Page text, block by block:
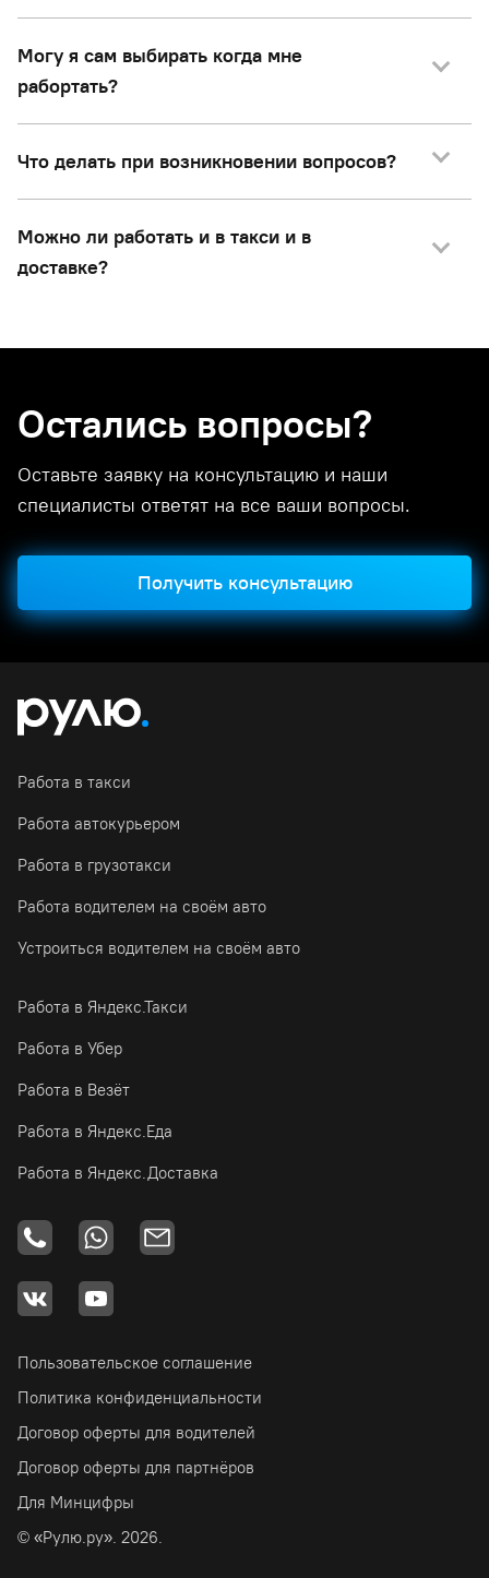
Могу я сам выбирать когда мне
рабортать?
Что делать при возникновении вопросов?
Можно ли работать и в такси и в
доставке?
Остались вопросы?
Оставьте заявку на консультацию и наши
специалисты ответят на все ваши вопросы.
Получить консультацию
Работа в такси
Работа автокурьером
Работа в грузотакси
Работа водителем на своём авто
Устроиться водителем на своём авто
Работа в Яндекс.Такси
Работа в Убер
Работа в Везёт
Работа в Яндекс.Еда
Работа в Яндекс.Доставка
Пользовательское соглашение
Политика конфиденциальности
Договор оферты для водителей
Договор оферты для партнёров
Для Минцифры
© «Рулю.ру». 2026.